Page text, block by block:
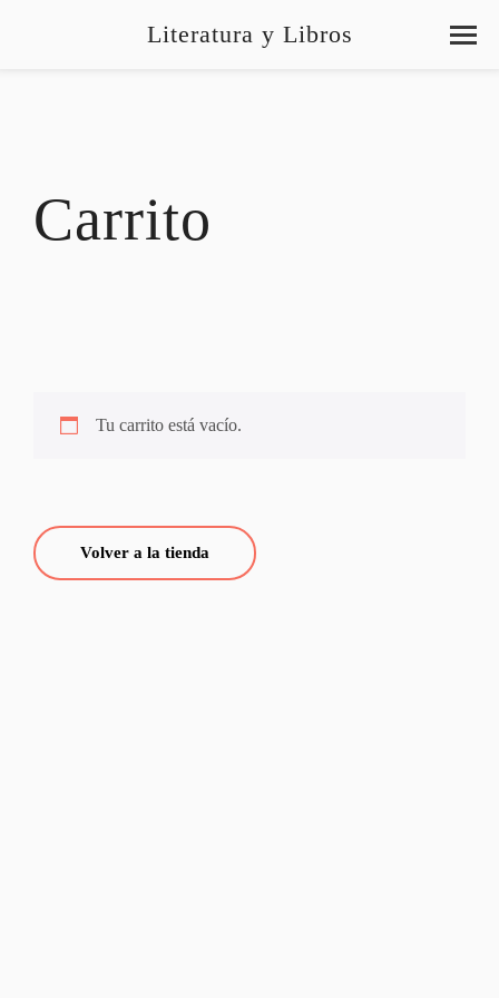
Literatura y Libros
Carrito
Tu carrito está vacío.
Volver a la tienda